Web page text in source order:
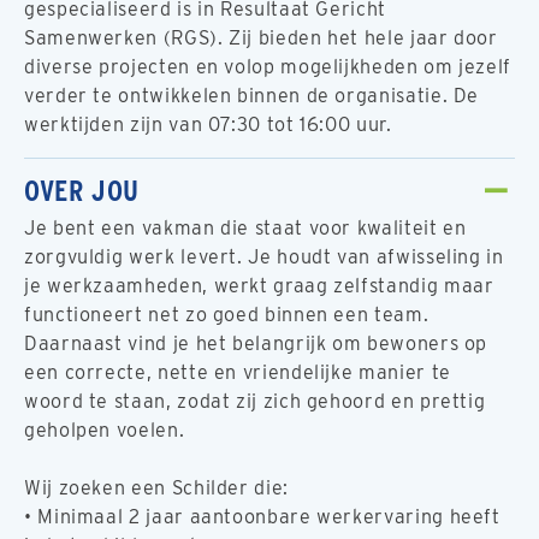
gespecialiseerd is in Resultaat Gericht
Samenwerken (RGS). Zij bieden het hele jaar door
diverse projecten en volop mogelijkheden om jezelf
verder te ontwikkelen binnen de organisatie. De
werktijden zijn van 07:30 tot 16:00 uur.
OVER JOU
Je bent een vakman die staat voor kwaliteit en
zorgvuldig werk levert. Je houdt van afwisseling in
je werkzaamheden, werkt graag zelfstandig maar
functioneert net zo goed binnen een team.
Daarnaast vind je het belangrijk om bewoners op
een correcte, nette en vriendelijke manier te
woord te staan, zodat zij zich gehoord en prettig
geholpen voelen.
Wij zoeken een Schilder die:
• Minimaal 2 jaar aantoonbare werkervaring heeft